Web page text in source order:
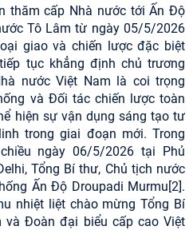
thăm cấp Nhà nước tới Ấn Độ
Tô Lâm từ ngày 05/5/2026
giao và chiến lược đặc biệt
tục khẳng định chủ trương
nước Việt Nam là coi trọng
và Đối tác chiến lược toàn
hiện sự vận dụng sáng tạo tư
trong giai đoạn mới. Trong
ngày 06/5/2026 tại Phủ
Tổng Bí thư, Chủ tịch nước
Ấn Độ Droupadi Murmu[2].
nhiệt liệt chào mừng Tổng Bí
và Đoàn đại biểu cấp cao Việt